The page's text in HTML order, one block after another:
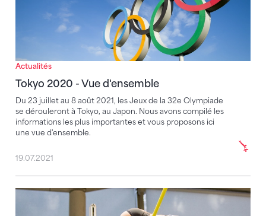
Actualités
Tokyo 2020 - Vue d'ensemble
Du 23 juillet au 8 août 2021, les Jeux de la 32e Olympiade
se dérouleront à Tokyo, au Japon. Nous avons compilé les
informations les plus importantes et vous proposons ici
une vue d'ensemble.
19.07.2021
Au sommet à Torun